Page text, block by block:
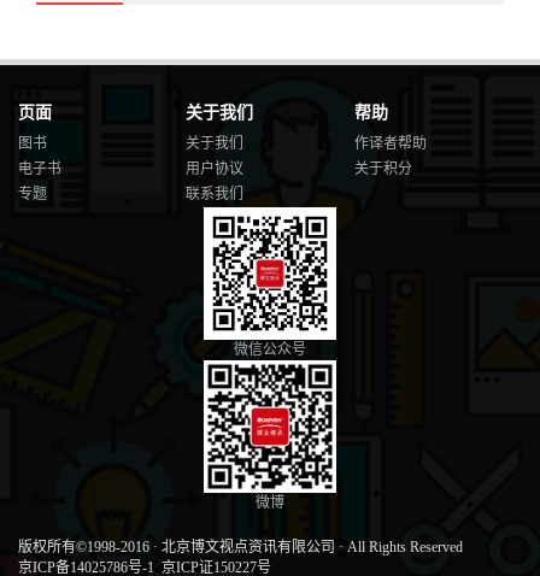
页面
图书
电子书
专题
关于我们
关于我们
用户协议
联系我们
帮助
作译者帮助
关于积分
微信公众号
微博
版权所有©1998-2016 · 北京博文视点资讯有限公司 · All Rights Reserved
京ICP备14025786号-1 京ICP证150227号